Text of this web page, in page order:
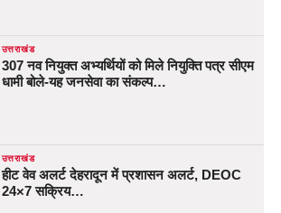
उत्तराखंड
307 नव नियुक्त अभ्यर्थियों को मिले नियुक्ति पत्र सीएम
धामी बोले-यह जनसेवा का संकल्प…
उत्तराखंड
हीट वेव अलर्ट देहरादून में प्रशासन अलर्ट, DEOC
24×7 सक्रिय…